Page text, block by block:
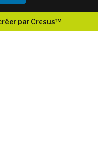
par Cresus™